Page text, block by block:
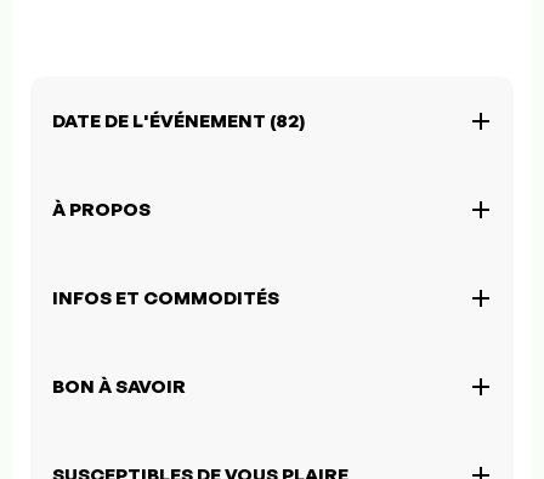
DATE DE L'ÉVÉNEMENT (82)
À PROPOS
INFOS ET COMMODITÉS
BON À SAVOIR